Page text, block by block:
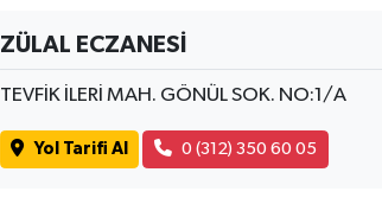
ZÜLAL ECZANESİ
TEVFİK İLERİ MAH. GÖNÜL SOK. NO:1/A
Yol Tarifi Al 0 (312) 350 60 05